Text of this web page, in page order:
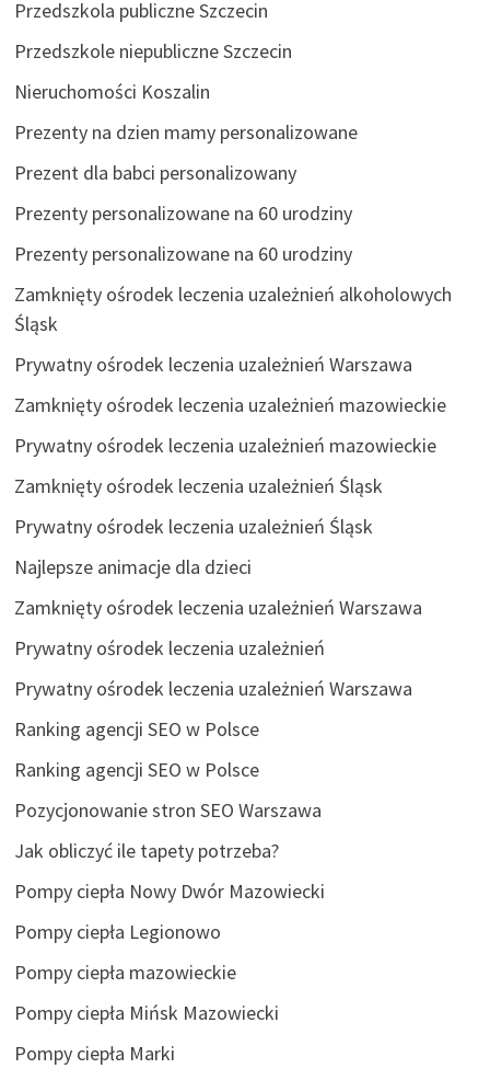
Przedszkola publiczne Szczecin
Przedszkole niepubliczne Szczecin
Nieruchomości Koszalin
Prezenty na dzien mamy personalizowane
Prezent dla babci personalizowany
Prezenty personalizowane na 60 urodziny
Prezenty personalizowane na 60 urodziny
Zamknięty ośrodek leczenia uzależnień alkoholowych
Śląsk
Prywatny ośrodek leczenia uzależnień Warszawa
Zamknięty ośrodek leczenia uzależnień mazowieckie
Prywatny ośrodek leczenia uzależnień mazowieckie
Zamknięty ośrodek leczenia uzależnień Śląsk
Prywatny ośrodek leczenia uzależnień Śląsk
Najlepsze animacje dla dzieci
Zamknięty ośrodek leczenia uzależnień Warszawa
Prywatny ośrodek leczenia uzależnień
Prywatny ośrodek leczenia uzależnień Warszawa
Ranking agencji SEO w Polsce
Ranking agencji SEO w Polsce
Pozycjonowanie stron SEO Warszawa
Jak obliczyć ile tapety potrzeba?
Pompy ciepła Nowy Dwór Mazowiecki
Pompy ciepła Legionowo
Pompy ciepła mazowieckie
Pompy ciepła Mińsk Mazowiecki
Pompy ciepła Marki